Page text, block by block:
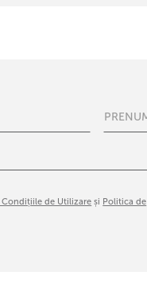
Condițiile de Utilizare și Politica de